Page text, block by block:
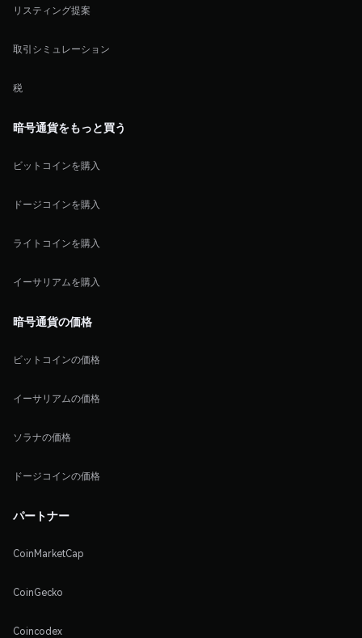
リスティング提案
取引シミュレーション
税
暗号通貨をもっと買う
ビットコインを購入
ドージコインを購入
ライトコインを購入
イーサリアムを購入
暗号通貨の価格
ビットコインの価格
イーサリアムの価格
ソラナの価格
ドージコインの価格
パートナー
CoinMarketCap
CoinGecko
Coincodex